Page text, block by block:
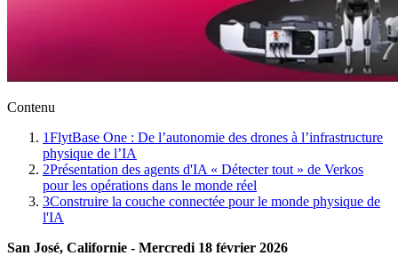
Contenu
1FlytBase One : De l’autonomie des drones à l’infrastructure
physique de l’IA
2Présentation des agents d'IA « Détecter tout » de Verkos
pour les opérations dans le monde réel
3Construire la couche connectée pour le monde physique de
l'IA
San José, Californie - Mercredi 18 février 2026